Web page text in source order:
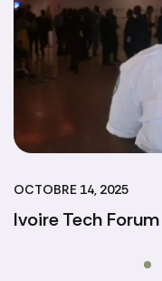
OCTOBRE 14, 2025
Ivoire Tech